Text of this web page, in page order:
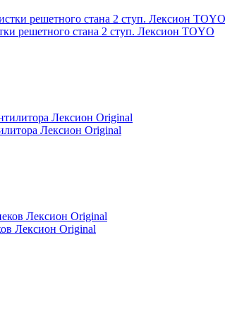
решетного стана 2 ступ. Лексион TOYO
Лексион Original
Лексион Original